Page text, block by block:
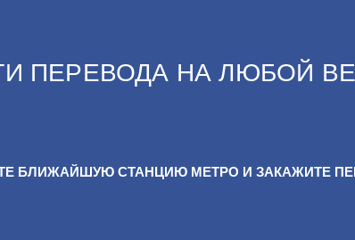
ПЕРЕВОДА НА ЛЮБОЙ
БЛИЖАЙШУЮ СТАНЦИЮ МЕТРО И ЗАКАЖИТЕ